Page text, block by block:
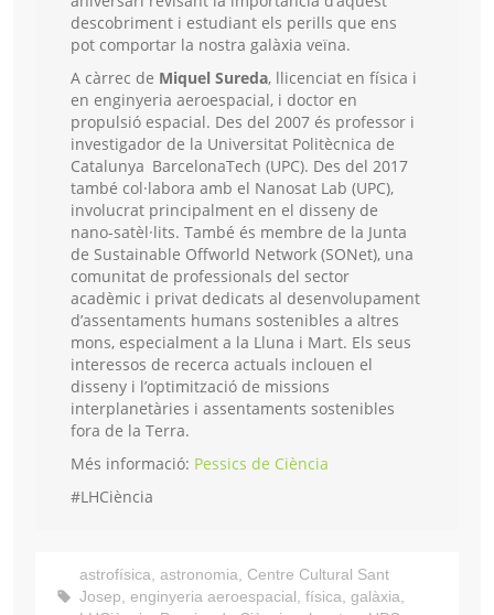
descobriment i estudiant els perills que ens
pot comportar la nostra galàxia veïna.
A càrrec de Miquel Sureda, llicenciat en física i
en enginyeria aeroespacial, i doctor en
propulsió espacial. Des del 2007 és professor i
investigador de la Universitat Politècnica de
Catalunya BarcelonaTech (UPC). Des del 2017
també col·labora amb el Nanosat Lab (UPC),
involucrat principalment en el disseny de
nano-satèl·lits. També és membre de la Junta
de Sustainable Offworld Network (SONet), una
comunitat de professionals del sector
acadèmic i privat dedicats al desenvolupament
d’assentaments humans sostenibles a altres
mons, especialment a la Lluna i Mart. Els seus
interessos de recerca actuals inclouen el
disseny i l’optimització de missions
interplanetàries i assentaments sostenibles
fora de la Terra.
Més informació: Pessics de Ciència
#LHCiència
astrofísica, astronomia, Centre Cultural Sant
Josep, enginyeria aeroespacial, física, galàxia,